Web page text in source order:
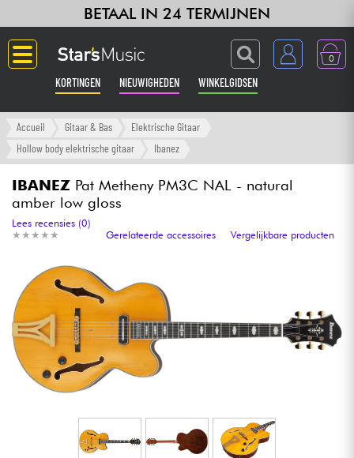
BETAAL IN 24 TERMIJNEN
0
KORTINGEN NIEUWIGHEDEN WINKELGIDSEN
Langue
Versterker & Effecten
Synths & samplers
Home-studio
Hoofdtelefoon
Accueil Gitaar & Bas
Elektrische Gitaar
Hollow body elektrische gitaar
Ibanez
IBANEZ Pat Metheny PM3C NAL - natural
amber low gloss
★ ★ ★ ★ ★
★ ★ ★ ★ ★
Lees recensies (0)
Gerelateerde accessoires
Vergelijkbare producten